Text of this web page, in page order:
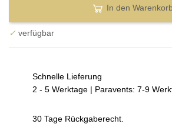
In den Warenkorb
✓ verfügbar
Schnelle Lieferung
2 - 5 Werktage | Paravents: 7-9
30 Tage Rückgaberecht.